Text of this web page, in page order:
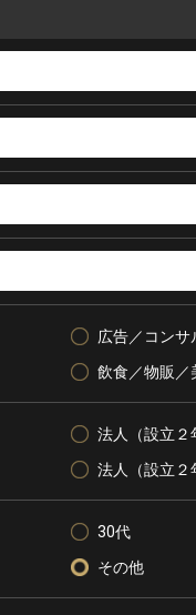
広告／コンサ
飲食／物販／
法人（設立２
法人（設立２
30代
その他